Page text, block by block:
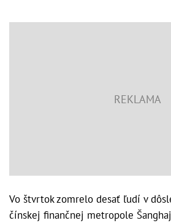
Vo štvrtok zomrelo desať ľudí v
čínskej finančnej metropole